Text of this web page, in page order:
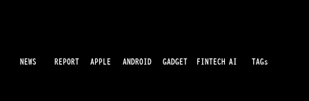
NEWS REPORT APPLE ANDROID GADGET FINTECH AI TAGs